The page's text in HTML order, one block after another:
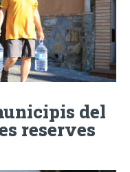
del
reserves